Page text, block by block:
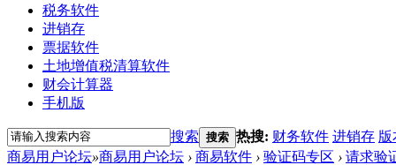
税务软件
进销存
票据软件
土地增值税清算软件
财会计算器
手机版
搜索 搜索 热搜: 财务软件 进销存 版
商易用户论坛»商易用户论坛 › 商易软件 › 验证码专区 › 请求验